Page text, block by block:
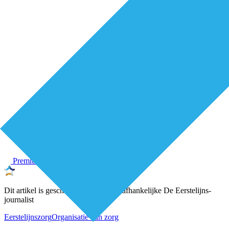
Premium
Dit artikel is geschreven door een onafhankelijke De Eerstelijns-
journalist
EerstelijnszorgOrganisatie van zorg